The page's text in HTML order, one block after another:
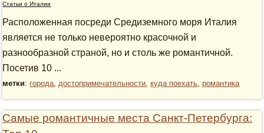
Статьи о Италии
Расположенная посреди Средиземного моря Италия
является не только невероятно красочной и
разнообразной страной, но и столь же романтичной.
Посетив 10 ...
метки: города,достопримечательности,куда поехать,романтика
Самые романтичные места Санкт-Петербурга: